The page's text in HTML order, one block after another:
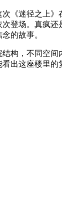
《迷径之上》
登场。真疯
的故事。
构，不同空间
出这座楼里的